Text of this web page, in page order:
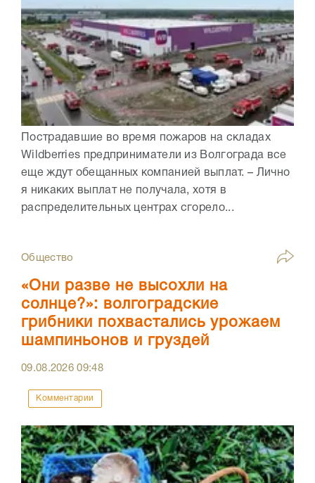
Пострадавшие во время пожаров на складах
Wildberries предприниматели из Волгограда все
еще ждут обещанных компанией выплат. – Лично
я никаких выплат не получала, хотя в
распределительных центрах сгорело...
Общество
«Они разве не высохли на
солнце?»: волгоградские
грибники похвастались урожаем
шампиньонов и груздей
09.08.202609:48
Комментарии